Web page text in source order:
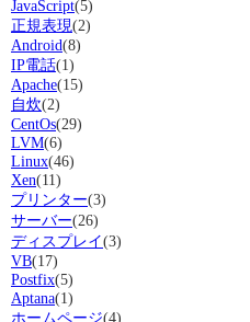
JavaScript(5)
正規表現(2)
Android(8)
IP電話(1)
Apache(15)
自炊(2)
CentOs(29)
LVM(6)
Linux(46)
Xen(11)
プリンター(3)
サーバー(26)
ディスプレイ(3)
VB(17)
Postfix(5)
Aptana(1)
ホームページ(4)